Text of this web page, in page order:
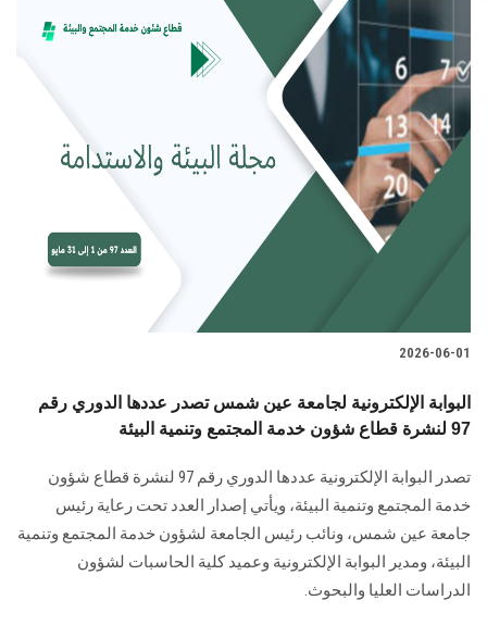
2026-06-01
البوابة الإلكترونية لجامعة عين شمس تصدر عددها الدوري رقم
97 لنشرة قطاع شؤون خدمة المجتمع وتنمية البيئة
تصدر البوابة الإلكترونية عددها الدوري رقم 97 لنشرة قطاع شؤون
خدمة ‏المجتمع وتنمية البيئة‎، ويأتي إصدار العدد تحت رعاية رئيس
جامعة عين شمس، ونائب رئيس الجامعة لشؤون خدمة المجتمع وتنمية
البيئة، و‏مدير البوابة الإلكترونية وعميد كلية الحاسبات لشؤون
الدراسات العليا ‏والبحوث‎.‎